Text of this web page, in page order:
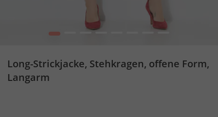
1
Long-Strickjacke, Stehkragen, offene Form,
Langarm